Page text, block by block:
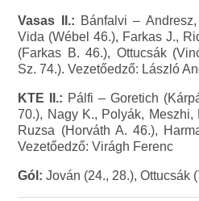
Vasas II.: Bánfalvi –
Vida (Wébel 46.), Farkas J.,
(Farkas B. 46.), Ottucsák
Sz. 74.). Vezetőedző: László
KTE II.: Pálfi – Goretich
70.), Nagy K., Polyák,
Ruzsa (Horváth A. 46.),
Vezetőedző: Virágh Ferenc
Gól: Jován (24., 28.), Ottucsák